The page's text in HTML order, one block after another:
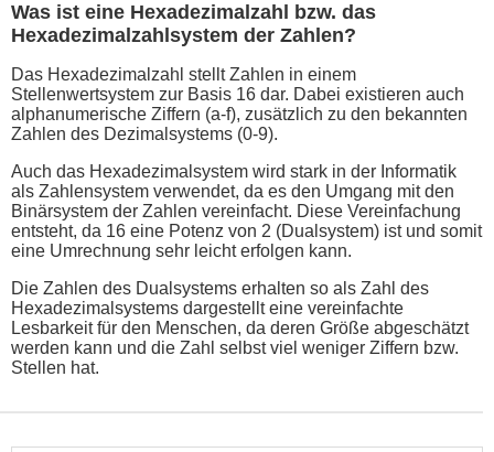
Was ist eine Hexadezimalzahl bzw. das
Hexadezimalzahlsystem der Zahlen?
Das Hexadezimalzahl stellt Zahlen in einem
Stellenwertsystem zur Basis 16 dar. Dabei existieren auch
alphanumerische Ziffern (a-f), zusätzlich zu den bekannten
Zahlen des Dezimalsystems (0-9).
Auch das Hexadezimalsystem wird stark in der Informatik
als Zahlensystem verwendet, da es den Umgang mit den
Binärsystem der Zahlen vereinfacht. Diese Vereinfachung
entsteht, da 16 eine Potenz von 2 (Dualsystem) ist und somit
eine Umrechnung sehr leicht erfolgen kann.
Die Zahlen des Dualsystems erhalten so als Zahl des
Hexadezimalsystems dargestellt eine vereinfachte
Lesbarkeit für den Menschen, da deren Größe abgeschätzt
werden kann und die Zahl selbst viel weniger Ziffern bzw.
Stellen hat.